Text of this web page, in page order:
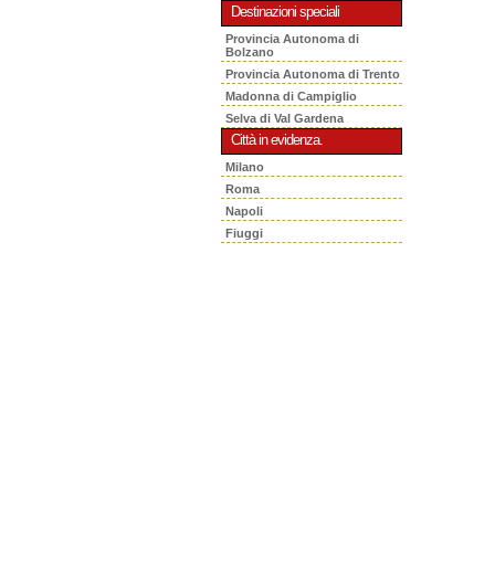
Destinazioni speciali
Provincia Autonoma di
Bolzano
Provincia Autonoma di Trento
Madonna di Campiglio
Selva di Val Gardena
Città in evidenza.
Milano
Roma
Napoli
Fiuggi